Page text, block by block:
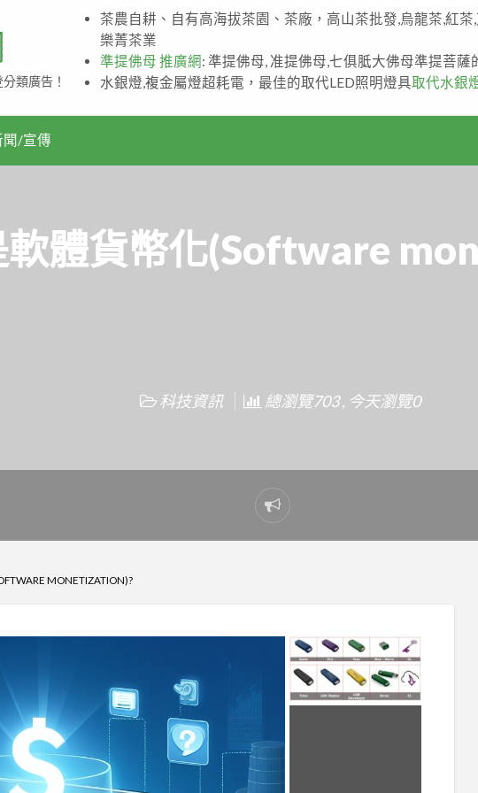
類廣告！
茶農自耕、自有高海拔茶園、茶廠，高山茶批發,烏龍茶,紅茶
樂菁茶業
準提佛母 推廣網: 準提佛母, 准提佛母,七俱胝大佛母準提菩薩
水銀燈,複金屬燈超耗電，最佳的取代LED照明燈具取代水銀
聞/宣傳
軟體貨幣化(Software
科技資訊 總瀏覽703 , 今天瀏覽0
Report
problem
MONETIZATION)?